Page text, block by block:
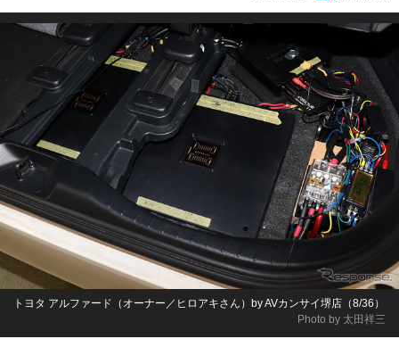
Photo by 太田祥三
トヨタ アルファード（オーナー／ヒロアキさん）by AVカンサイ堺店（8/36）